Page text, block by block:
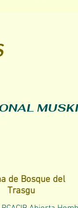
de Bosque del
Trasgu